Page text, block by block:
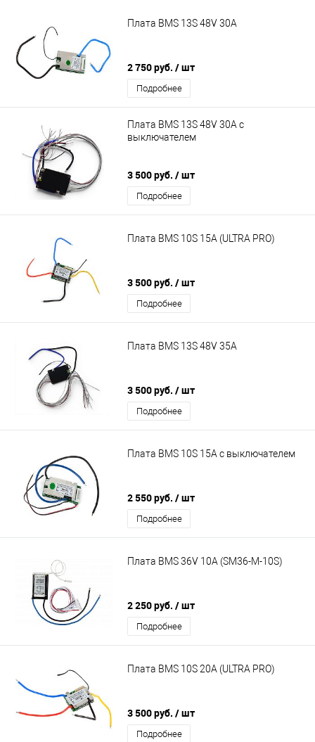
Плата BMS 13S 48V 30A
2 750 руб. / шт
Подробнее
Плата BMS 13S 48V 30A с
выключателем
3 500 руб. / шт
Подробнее
Плата BMS 10S 15A (ULTRA PRO)
3 500 руб. / шт
Подробнее
Плата BMS 13S 48V 35A
3 500 руб. / шт
Подробнее
Плата BMS 10S 15A с выключателем
2 550 руб. / шт
Подробнее
Плата BMS 36V 10A (SM36-M-10S)
2 250 руб. / шт
Подробнее
Плата BMS 10S 20A (ULTRA PRO)
3 500 руб. / шт
Подробнее